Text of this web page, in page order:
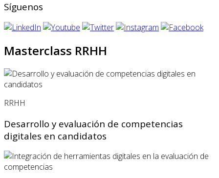
Síguenos
Masterclass RRHH
RRHH
Desarrollo y evaluación de competencias
digitales en candidatos